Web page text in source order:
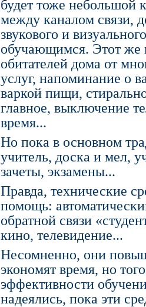
будет тоже небольшой
между каналом связи,
звукового и
обучающимся. Этот же
обитателей дома от
услуг, напоминание о
варкой пищи,
главное, выключение
время...
Но пока в основном
учитель, доска и мел,
зачеты, экзамены...
Правда, технические
помощь:
обратной связи
кино, телевидение...
Несомненно, они
экономят время, но
эффективности
надеялись, пока эти